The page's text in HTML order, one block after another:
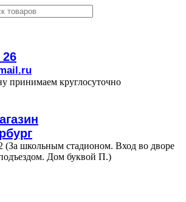
26
принимаем круглосуточно
(За школьным стадионом. Вход во дворе
Дом буквой П.)